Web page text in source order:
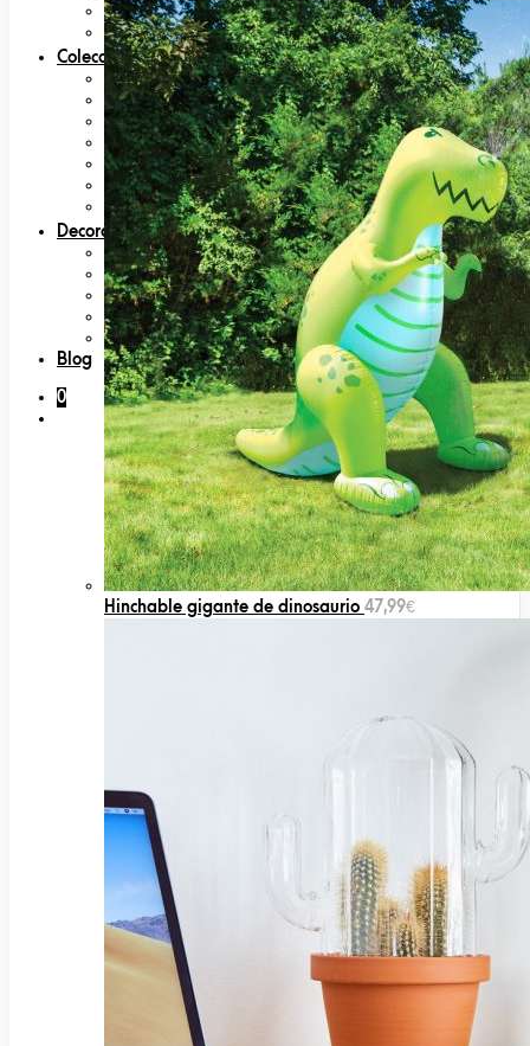
Cámaras
Radio Control
Coleccionables
80s
Bandai
Figuras
Nintendo
Bandai
Japan Lovers
Películas, Series y TV
Decoración
Felpudos
Lámparas
Platos
Posters y láminas
Tazas
Blog
0
Hinchable gigante de dinosaurio 47,99€